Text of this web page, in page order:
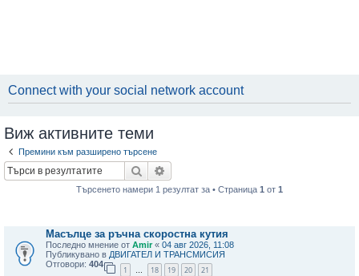
Connect with your social network account
Виж активните теми
Премини към разширено търсене
Търсене
Търсенето намери 1 резултат за • Страница 1 от 1
Масълце за ръчна скоростна кутия
Последно мнение от Amir« 04 авг 2026, 11:08
Публикувано в ДВИГАТЕЛ И ТРАНСМИСИЯ
Отговори: 404
1 … 18 19 20 21